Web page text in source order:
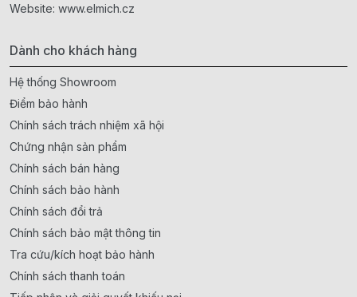
Website: www.elmich.cz
Dành cho khách hàng
Hệ thống Showroom
Điểm bảo hành
Chính sách trách nhiệm xã hội
Chứng nhận sản phẩm
Chính sách bán hàng
Chính sách bảo hành
Chính sách đổi trả
Chính sách bảo mật thông tin
Tra cứu/kích hoạt bảo hành
Chính sách thanh toán